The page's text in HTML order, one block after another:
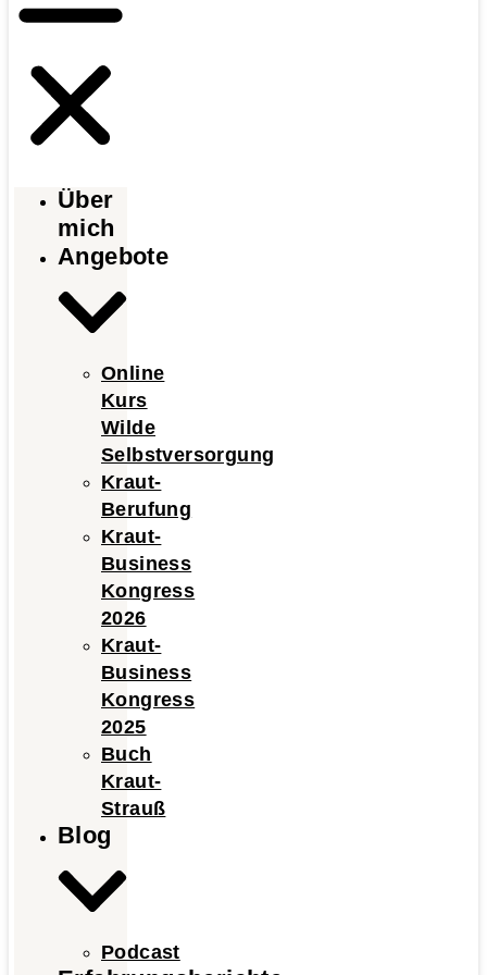
Über
mich
Angebote
Online
Kurs
Wilde
Selbstversorgung
Kraut-
Berufung
Kraut-
Business
Kongress
2026
Kraut-
Business
Kongress
2025
Buch
Kraut-
Strauß
Blog
Podcast